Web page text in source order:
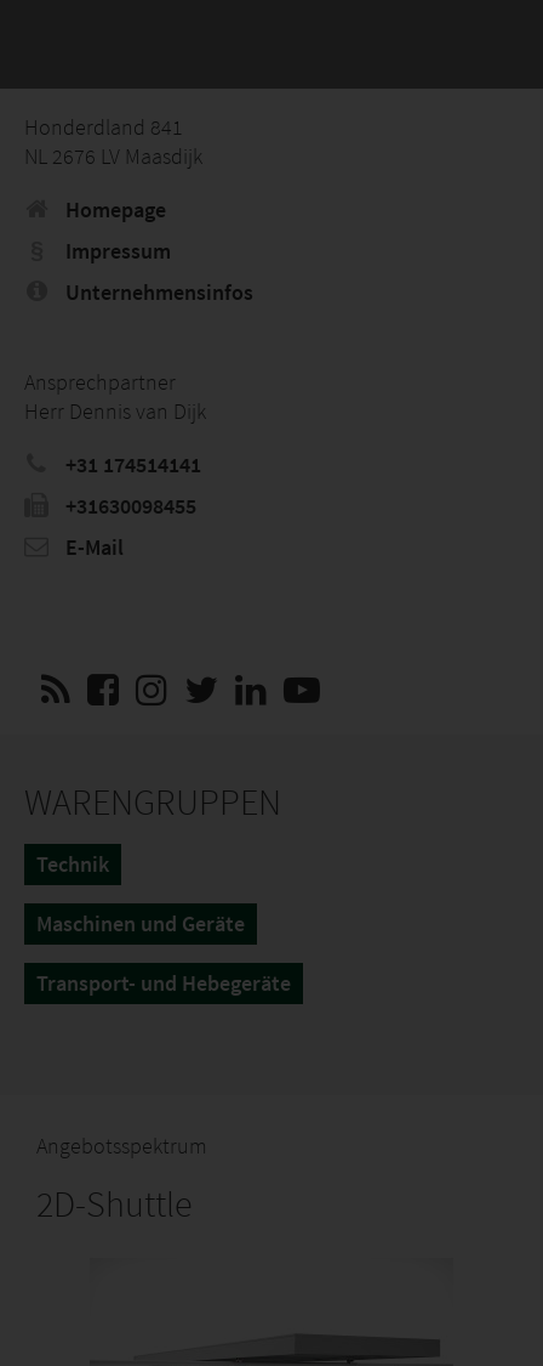
Honderdland 841
NL 2676 LV Maasdijk
Homepage
Impressum
Unternehmensinfos
Ansprechpartner
Herr Dennis van Dijk
+31 174514141
+31630098455
E-Mail
WARENGRUPPEN
Technik
Maschinen und Geräte
Transport- und Hebegeräte
Angebotsspektrum
2D-Shuttle